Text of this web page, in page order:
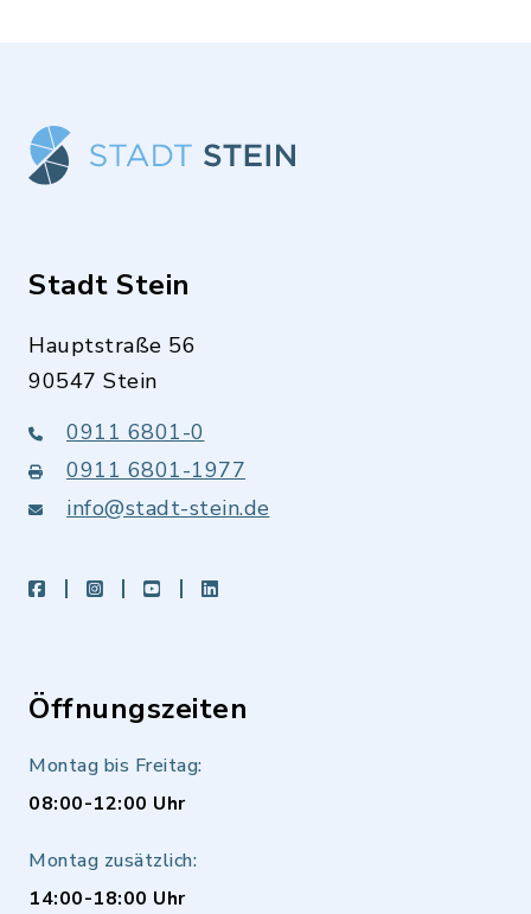
Stadt Stein
Hauptstraße 56
90547 Stein
0911 6801-0
0911 6801-1977
info@stadt-stein.de
facebookinstagramyoutubeLinkedIn
Öffnungszeiten
Montag bis Freitag:
08:00-12:00 Uhr
Montag zusätzlich:
14:00-18:00 Uhr